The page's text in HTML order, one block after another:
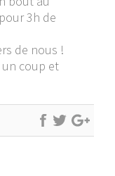
3h de
de nous !
coup et